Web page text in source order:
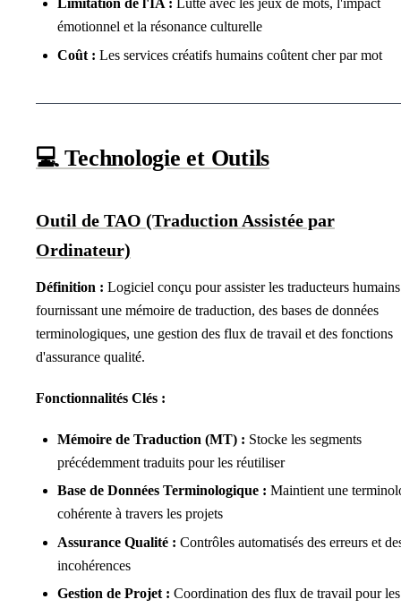
Limitation de l'IA : Lutte avec les jeux de mots, l'impact
émotionnel et la résonance culturelle
Coût : Les services créatifs humains coûtent cher par mot
💻 Technologie et Outils
Outil de TAO (Traduction Assistée par
Ordinateur)
Définition : Logiciel conçu pour assister les traducteurs
fournissant une mémoire de traduction, des bases de données
terminologiques, une gestion des flux de travail et des fonctions
d'assurance qualité.
Fonctionnalités Clés :
Mémoire de Traduction (MT) : Stocke les segments
précédemment traduits pour les réutiliser
Base de Données Terminologique : Maintient une
cohérente à travers les projets
Assurance Qualité : Contrôles automatisés des erreurs et
incohérences
Gestion de Projet : Coordination des flux de travail pour les